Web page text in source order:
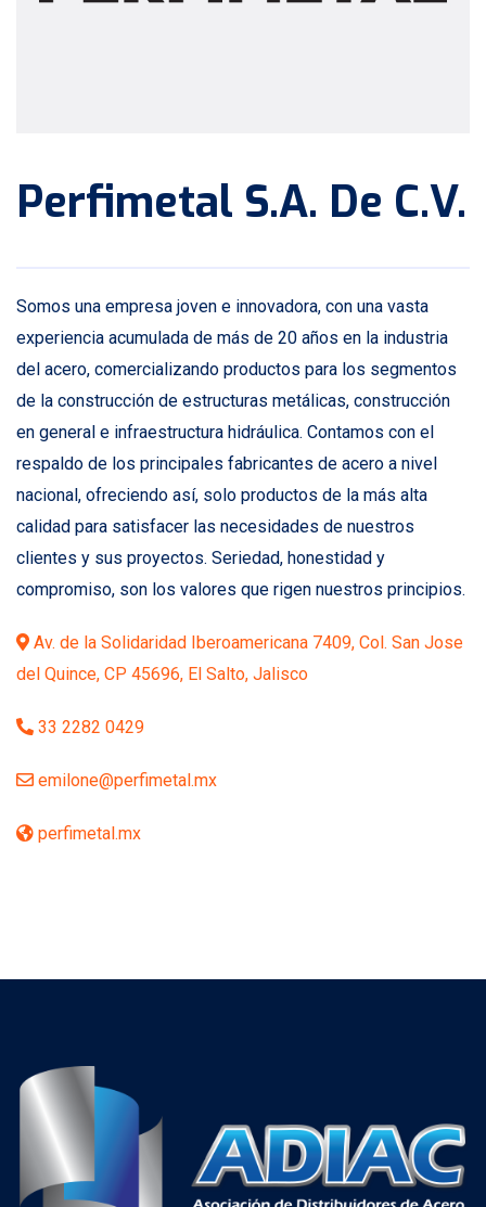
Perfimetal S.A. De C.V.
Somos una empresa joven e innovadora, con una vasta
experiencia acumulada de más de 20 años en la industria
del acero, comercializando productos para los segmentos
de la construcción de estructuras metálicas, construcción
en general e infraestructura hidráulica. Contamos con el
respaldo de los principales fabricantes de acero a nivel
nacional, ofreciendo así, solo productos de la más alta
calidad para satisfacer las necesidades de nuestros
clientes y sus proyectos. Seriedad, honestidad y
compromiso, son los valores que rigen nuestros principios.
Av. de la Solidaridad Iberoamericana 7409, Col. San Jose
del Quince, CP 45696, El Salto, Jalisco
33 2282 0429
emilone@perfimetal.mx
perfimetal.mx